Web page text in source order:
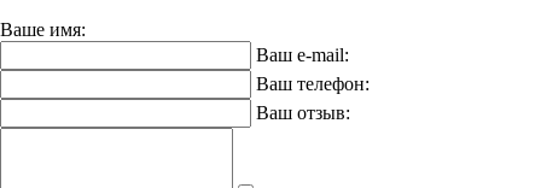
Ваше имя:
Ваш e-mail:
Ваш телефон:
Ваш отзыв: